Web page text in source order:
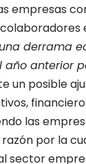
empresas
derrama
año anterior
un posible
las
por la
sector